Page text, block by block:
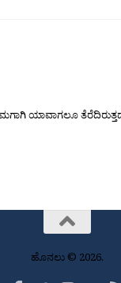
ಯಾವಾಗಲೂ
ಹೊನಲು © 2026.